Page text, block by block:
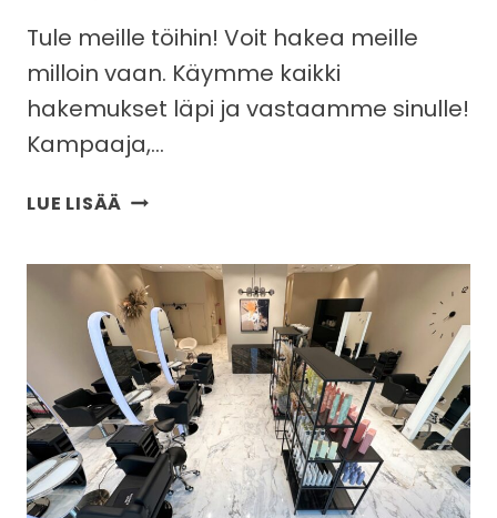
Tule meille töihin! Voit hakea meille
milloin vaan. Käymme kaikki
hakemukset läpi ja vastaamme sinulle!
Kampaaja,…
LUE LISÄÄ REKRYTOINTI